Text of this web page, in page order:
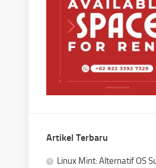
Artikel Terbaru
Linux Mint: Alternatif OS